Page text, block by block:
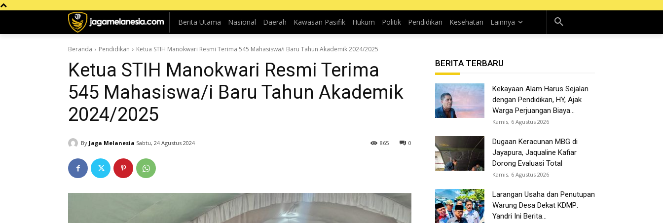
Berita Utama Nasional Daerah Kawasan Pasifik Hukum Politik Pendidikan Kesehatan Lainnya
Beranda Pendidikan Ketua STIH Manokwari Resmi Terima 545 Mahasiswa/i Baru Tahun Akademik 2024/2025
Ketua STIH Manokwari Resmi Terima
545 Mahasiswa/i Baru Tahun Akademik
2024/2025
By Jaga Melanesia Sabtu, 24 Agustus 2024 0
865
BERITA TERBARU
Kekayaan Alam Harus Sejalan
dengan Pendidikan, HY, Ajak
Warga Perjuangan Biaya...
Kamis, 6 Agustus 2026
Dugaan Keracunan MBG di
Jayapura, Jaqualine Kafiar
Dorong Evaluasi Total
Kamis, 6 Agustus 2026
Larangan Usaha dan Penutupan
Warung Desa Dekat KDMP:
Yandri Ini Berita...